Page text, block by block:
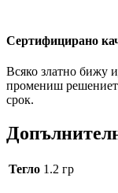
Сертифицирано
Всяко златно бижу
промениш
срок.
Тегло 1.2 гр